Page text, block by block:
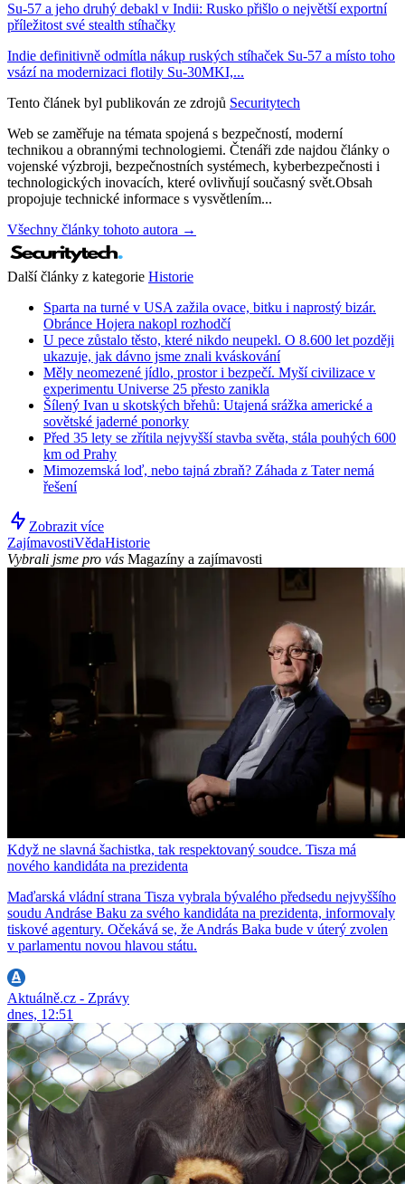
Su-57 a jeho druhý debakl v Indii: Rusko přišlo o největší exportní
příležitost své stealth stíhačky
Indie definitivně odmítla nákup ruských stíhaček Su-57 a místo toho
vsází na modernizaci flotily Su-30MKI,...
Tento článek byl publikován ze zdrojů Securitytech
Web se zaměřuje na témata spojená s bezpečností, moderní
technikou a obrannými technologiemi. Čtenáři zde najdou články o
vojenské výzbroji, bezpečnostních systémech, kyberbezpečnosti i
technologických inovacích, které ovlivňují současný svět.Obsah
propojuje technické informace s vysvětlením...
Všechny články tohoto autora →
Další články z kategorie Historie
Sparta na turné v USA zažila ovace, bitku i naprostý bizár.
Obránce Hojera nakopl rozhodčí
U pece zůstalo těsto, které nikdo neupekl. O 8.600 let později
ukazuje, jak dávno jsme znali kváskování
Měly neomezené jídlo, prostor i bezpečí. Myší civilizace v
experimentu Universe 25 přesto zanikla
Šílený Ivan u skotských břehů: Utajená srážka americké a
sovětské jaderné ponorky
Před 35 lety se zřítila nejvyšší stavba světa, stála pouhých 600
km od Prahy
Mimozemská loď, nebo tajná zbraň? Záhada z Tater nemá
řešení
Zobrazit více
ZajímavostiVědaHistorie
Vybrali jsme pro vás Magazíny a zajímavosti
Když ne slavná šachistka, tak respektovaný soudce. Tisza má
nového kandidáta na prezidenta
Maďarská vládní strana Tisza vybrala bývalého předsedu nejvyššího
soudu Andráse Baku za svého kandidáta na prezidenta, informovaly
tiskové agentury. Očekává se, že András Baka bude v úterý zvolen
v parlamentu novou hlavou státu.
Aktuálně.cz - Zprávy
dnes, 12:51